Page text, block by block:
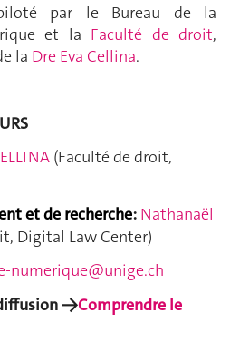
piloté par le Bureau de la
et la Faculté de droit,
la Dre Eva Cellina.
(Faculté de droit,
et de recherche: Nathanaël
Digital Law Center)
numerique@unige.ch
→Comprendre le